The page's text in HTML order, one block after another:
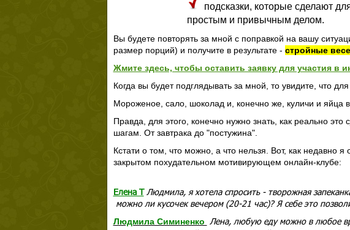
подсказки, которые сделают
простым и привычным делом.
Вы будете повторять за мной с поправкой на вашу
размер порций) и получите в результате - стройные
Жмите здесь, чтобы оставить заявку для участия в
Когда вы будет подглядывать за мной, то увидите, что
Мороженое, сало, шоколад и, конечно же, куличи и яйца
Правда, для этого, конечно нужно знать, как реально
шагам. От завтрака до "постужина".
Кстати о том, что можно, а что нельзя. Вот, как недавно
закрытом похудательном мотивирующем онлайн-клубе:
Елена Т Людмила, я хотела спросить - творожная
можно ли кусочек вечером (20-21 час)? Я себе это
Людмила Симиненко Лена, любую еду можно в любое